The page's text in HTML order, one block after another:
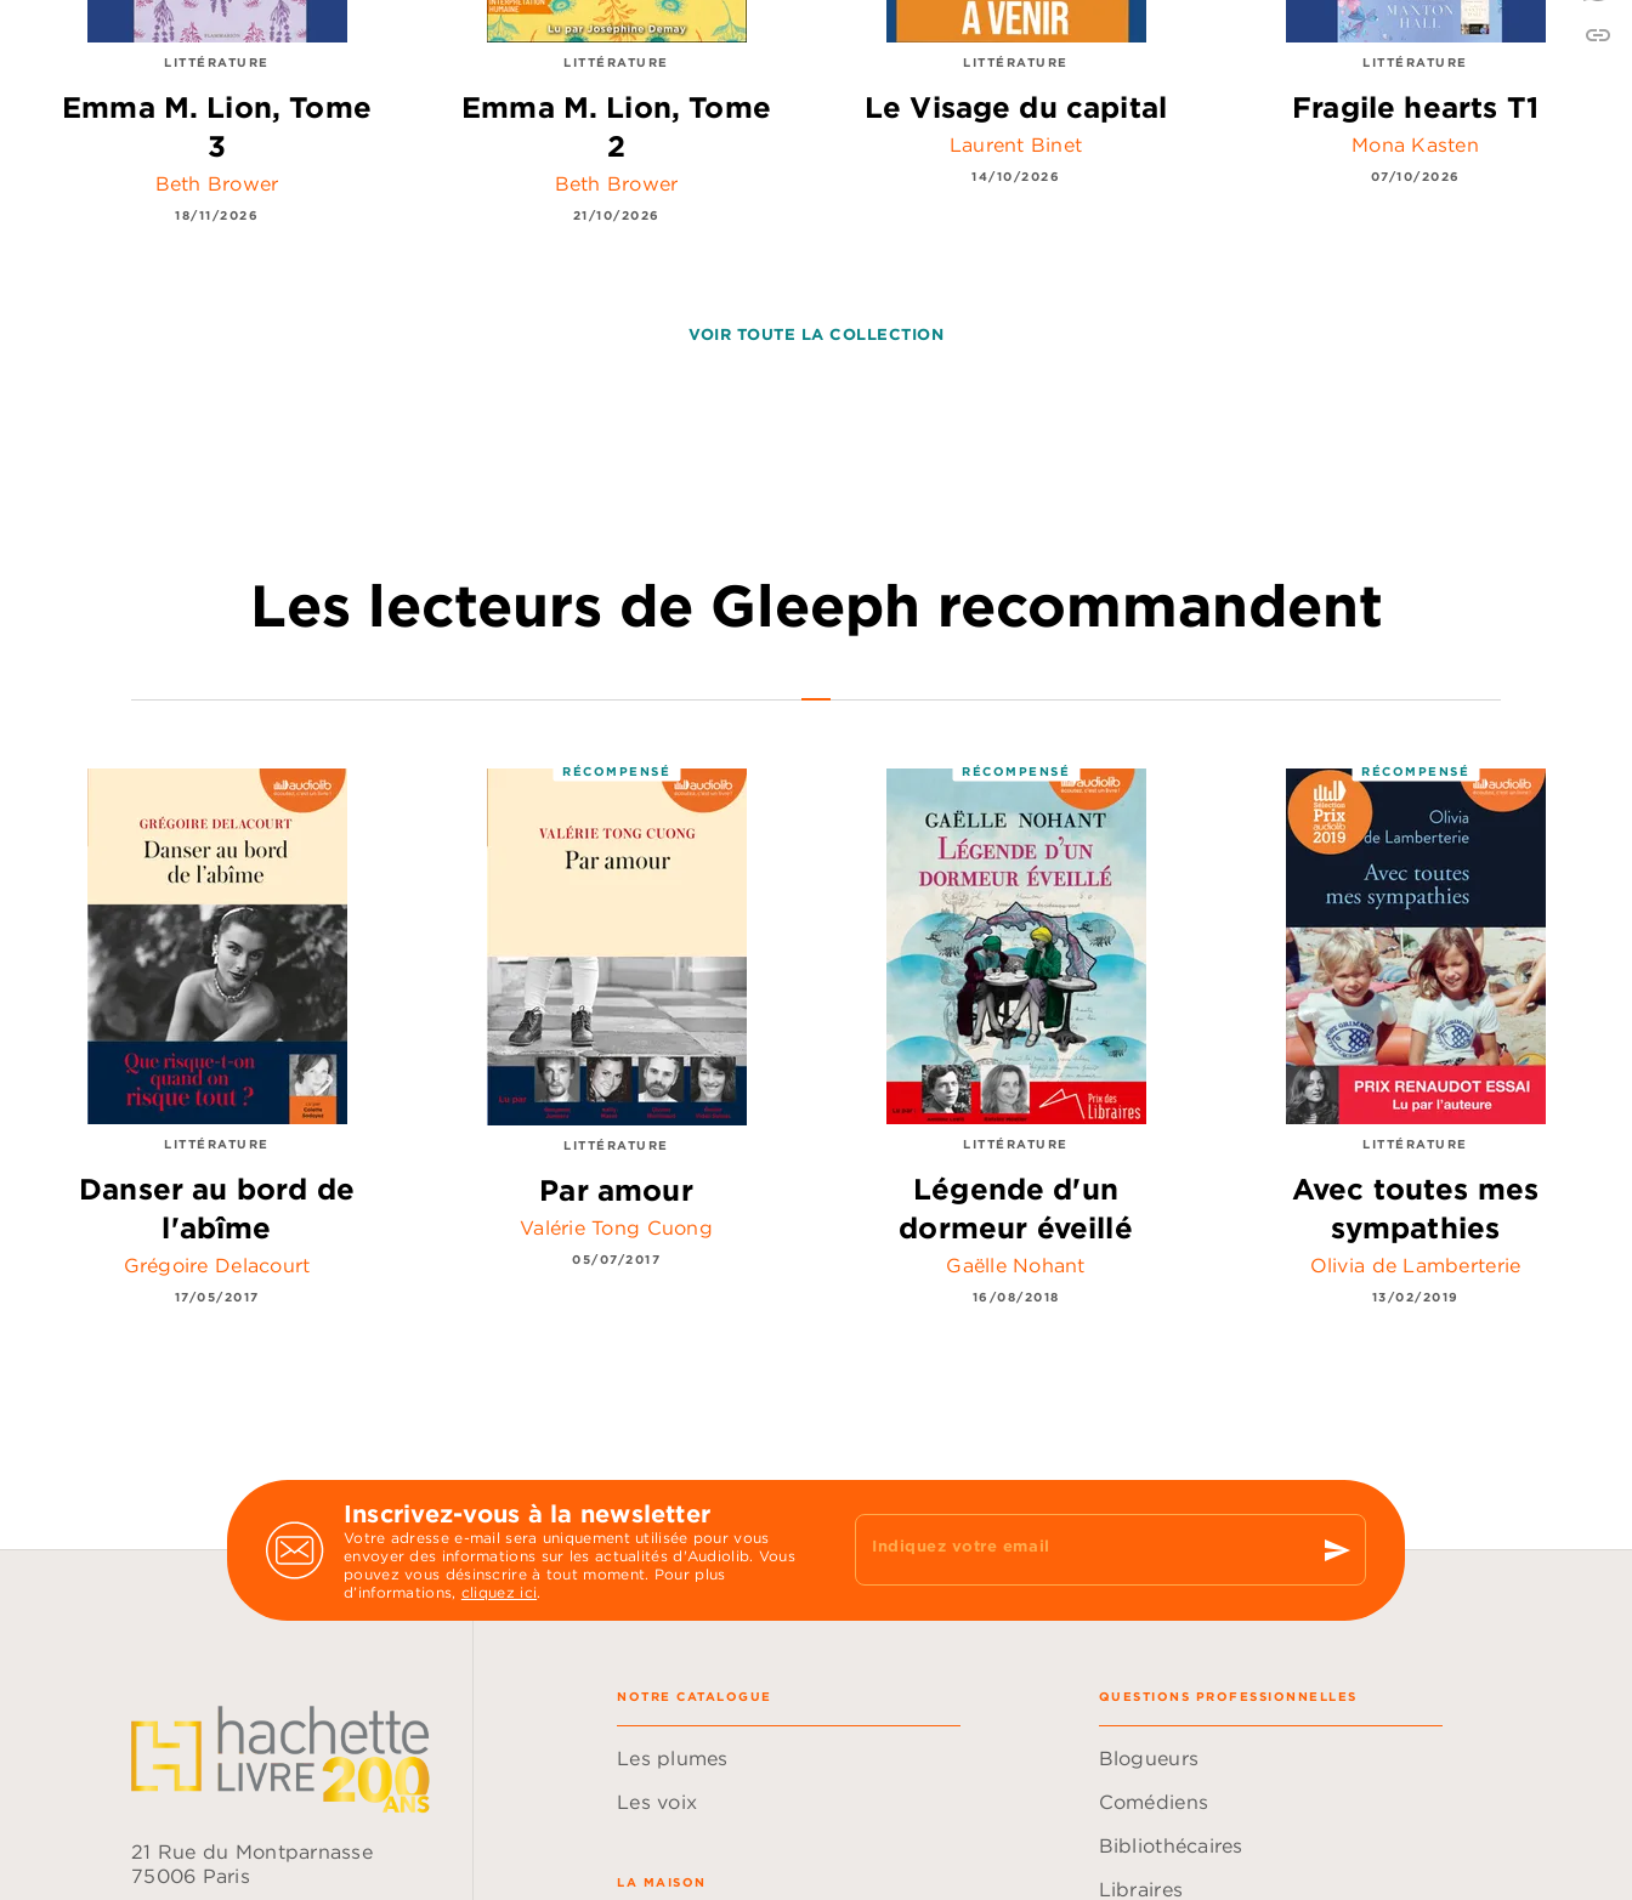
LITTÉRATURE
Emma M. Lion, Tome
3
Beth Brower
18/11/2026
LITTÉRATURE
Emma M. Lion, Tome
2
Beth Brower
21/10/2026
LITTÉRATURE
Le Visage du capital
Laurent Binet
14/10/2026
LITTÉRATURE
Fragile hearts T1
Mona Kasten
07/10/2026
VOIR TOUTE LA COLLECTION
Les lecteurs de Gleeph recommandent
LITTÉRATURE
Danser au bord de
l'abîme
Grégoire Delacourt
17/05/2017
RÉCOMPENSÉ
LITTÉRATURE
Par amour
Valérie Tong Cuong
05/07/2017
RÉCOMPENSÉ
LITTÉRATURE
Légende d'un
dormeur éveillé
Gaëlle Nohant
16/08/2018
RÉCOMPENSÉ
LITTÉRATURE
Avec toutes mes
sympathies
Olivia de Lamberterie
13/02/2019
link
Inscrivez-vous à la newsletter
Votre adresse e-mail sera uniquement utilisée pour vous
envoyer des informations sur les actualités d'Audiolib. Vous
pouvez vous désinscrire à tout moment. Pour plus
d’informations, cliquez ici.
Indiquez votre email send
21 Rue du Montparnasse
75006 Paris
NOTRE CATALOGUE
Les plumes
Les voix
LA MAISON
QUESTIONS PROFESSIONNELLES
Blogueurs
Comédiens
Bibliothécaires
Libraires